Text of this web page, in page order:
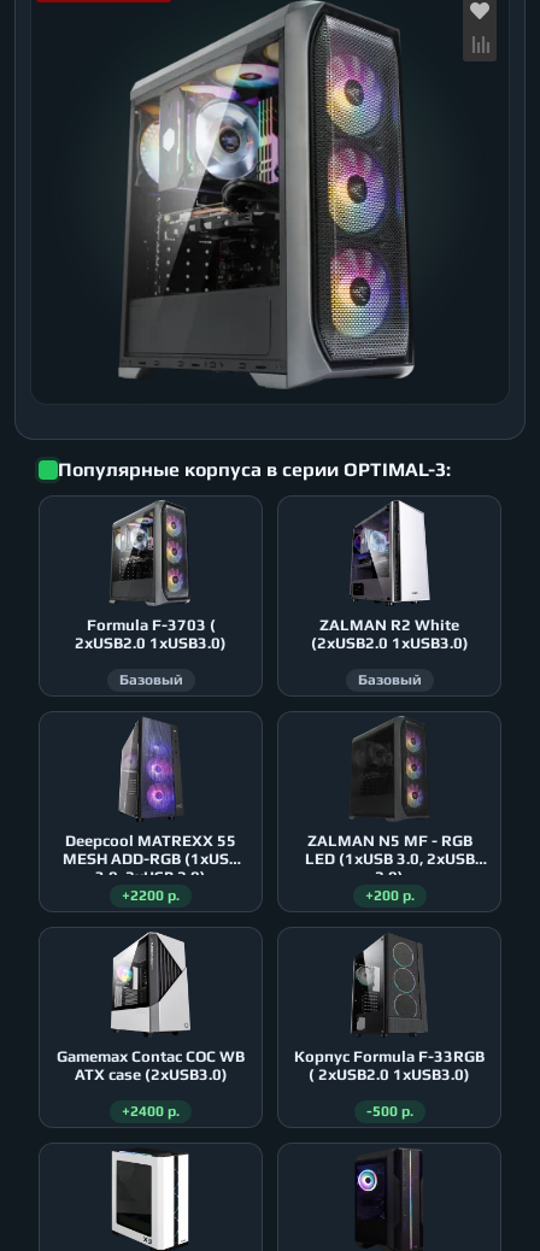
Популярные корпуса в серии OPTIMAL-3:
Formula F-3703 (
2xUSB2.0 1xUSB3.0)
Базовый
ZALMAN R2 White
(2xUSB2.0 1xUSB3.0)
Базовый
Deepcool MATREXX 55
MESH ADD-RGB (1xUSB
3.0, 2xUSB 2.0)
+2200 р.
ZALMAN N5 MF - RGB
LED (1xUSB 3.0, 2xUSB
2.0)
+200 р.
Gamemax Contac COC WB
ATX case (2xUSB3.0)
+2400 р.
Корпус Formula F-33RGB
( 2xUSB2.0 1xUSB3.0)
-500 р.